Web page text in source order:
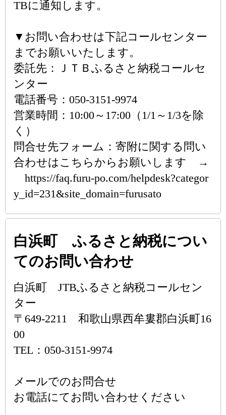
TBに通知します。
▼お問い合わせは下記コールセンター
までお願いいたします。
委託先：ＪＴＢふるさと納税コールセ
ンター
電話番号：050-3151-9974
営業時間：10:00～17:00（1/1～1/3を除
く）
問合せ先フォーム：寄附に関する問い
合わせはこちらからお願いします →
https://faq.furu-po.com/helpdesk?categor
y_id=231&site_domain=furusato
白浜町 ふるさと納税につい
てのお問い合わせ
白浜町 JTBふるさと納税コールセン
ター
〒649-2211 和歌山県西牟婁郡白浜町16
00
TEL：050-3151-9974
メールでのお問合せ
お電話にてお問い合わせください